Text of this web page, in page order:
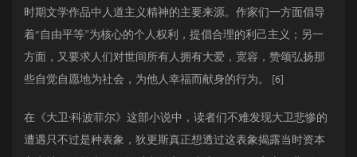
时期文学作品中人道主义精神的主要来源。作家们一方面倡导
着“自由平等”为核心的个人权利，提倡合理的利己主义；另一
方面，又要求人们对世间所有人拥有大爱，宽容，赞颂弘扬那
些自觉自愿地为社会，为他人幸福而献身的行为。 [6]
在《大卫·科波菲尔》这部小说中，读者们不难发现大卫悲惨的
遭遇只不过是种表象，狄更斯真正想透过这表象揭露当时资本